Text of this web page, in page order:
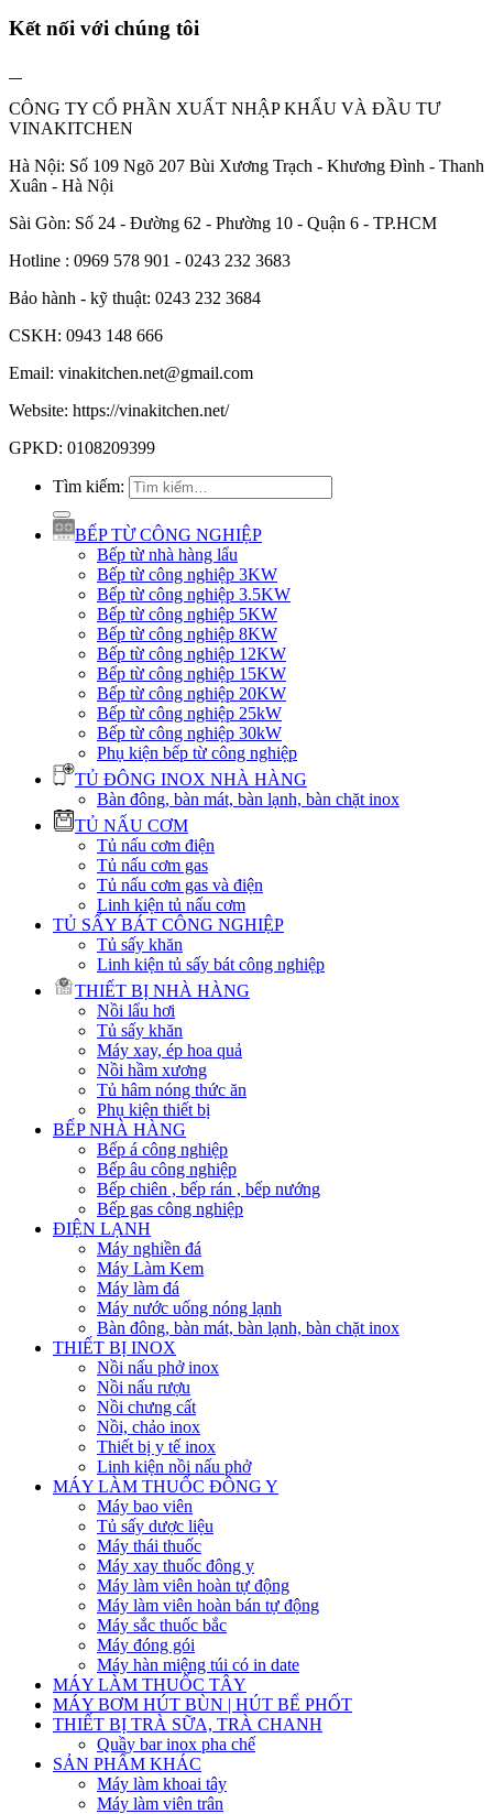
Kết nối với chúng tôi
CÔNG TY CỔ PHẦN XUẤT NHẬP KHẨU VÀ ĐẦU TƯ
VINAKITCHEN
Hà Nội: Số 109 Ngõ 207 Bùi Xương Trạch - Khương Đình - Thanh
Xuân - Hà Nội
Sài Gòn: Số 24 - Đường 62 - Phường 10 - Quận 6 - TP.HCM
Hotline : 0969 578 901 - 0243 232 3683
Bảo hành - kỹ thuật: 0243 232 3684
CSKH: 0943 148 666
Email: vinakitchen.net@gmail.com
Website: https://vinakitchen.net/
GPKD: 0108209399
Tìm kiếm:
BẾP TỪ CÔNG NGHIỆP
Bếp từ nhà hàng lẩu
Bếp từ công nghiệp 3KW
Bếp từ công nghiệp 3.5KW
Bếp từ công nghiệp 5KW
Bếp từ công nghiệp 8KW
Bếp từ công nghiệp 12KW
Bếp từ công nghiệp 15KW
Bếp từ công nghiệp 20KW
Bếp từ công nghiệp 25kW
Bếp từ công nghiệp 30kW
Phụ kiện bếp từ công nghiệp
TỦ ĐÔNG INOX NHÀ HÀNG
Bàn đông, bàn mát, bàn lạnh, bàn chặt inox
TỦ NẤU CƠM
Tủ nấu cơm điện
Tủ nấu cơm gas
Tủ nấu cơm gas và điện
Linh kiện tủ nấu cơm
TỦ SẤY BÁT CÔNG NGHIỆP
Tủ sấy khăn
Linh kiện tủ sấy bát công nghiệp
THIẾT BỊ NHÀ HÀNG
Nồi lẩu hơi
Tủ sấy khăn
Máy xay, ép hoa quả
Nồi hầm xương
Tủ hâm nóng thức ăn
Phụ kiện thiết bị
BẾP NHÀ HÀNG
Bếp á công nghiệp
Bếp âu công nghiệp
Bếp chiên , bếp rán , bếp nướng
Bếp gas công nghiệp
ĐIỆN LẠNH
Máy nghiền đá
Máy Làm Kem
Máy làm đá
Máy nước uống nóng lạnh
Bàn đông, bàn mát, bàn lạnh, bàn chặt inox
THIẾT BỊ INOX
Nồi nấu phở inox
Nồi nấu rượu
Nồi chưng cất
Nồi, chảo inox
Thiết bị y tế inox
Linh kiện nồi nấu phở
MÁY LÀM THUỐC ĐÔNG Y
Máy bao viên
Tủ sấy dược liệu
Máy thái thuốc
Máy xay thuốc đông y
Máy làm viên hoàn tự động
Máy làm viên hoàn bán tự động
Máy sắc thuốc bắc
Máy đóng gói
Máy hàn miệng túi có in date
MÁY LÀM THUỐC TÂY
MÁY BƠM HÚT BÙN | HÚT BỂ PHỐT
THIẾT BỊ TRÀ SỮA, TRÀ CHANH
Quầy bar inox pha chế
SẢN PHẨM KHÁC
Máy làm khoai tây
Máy làm viên trân